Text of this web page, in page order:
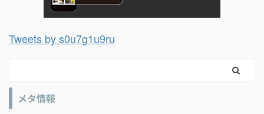
Tweets by s0u7g1u9ru
メタ情報